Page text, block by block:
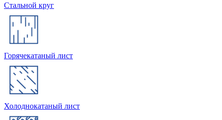
Стальной круг
Горячекатаный лист
Холоднокатаный лист